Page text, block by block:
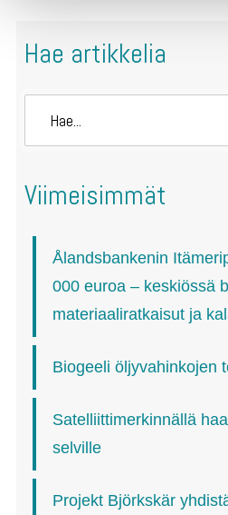
Hae artikkelia
Viimeisimmät
Ålandsbankenin
000 euroa – keskiössä
materiaaliratkaisut ja
Biogeeli öljyvahinkojen
Satelliittimerkinnällä
selville
Projekt Björkskär